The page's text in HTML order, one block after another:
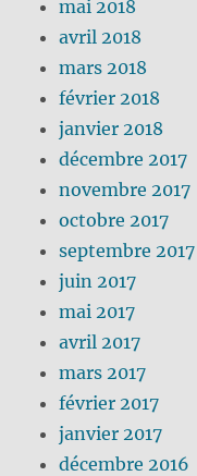
mai 2018
avril 2018
mars 2018
février 2018
janvier 2018
décembre 2017
novembre 2017
octobre 2017
septembre 2017
juin 2017
mai 2017
avril 2017
mars 2017
février 2017
janvier 2017
décembre 2016